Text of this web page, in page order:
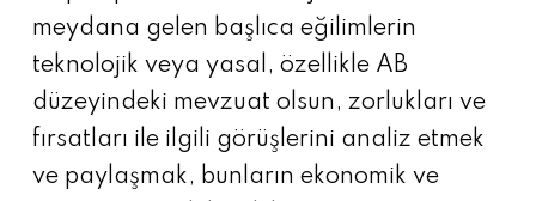
meydana gelen başlıca eğilimlerin
teknolojik veya yasal, özellikle AB
düzeyindeki mevzuat olsun, zorlukları ve
fırsatları ile ilgili görüşlerini analiz etmek
ve paylaşmak, bunların ekonomik ve